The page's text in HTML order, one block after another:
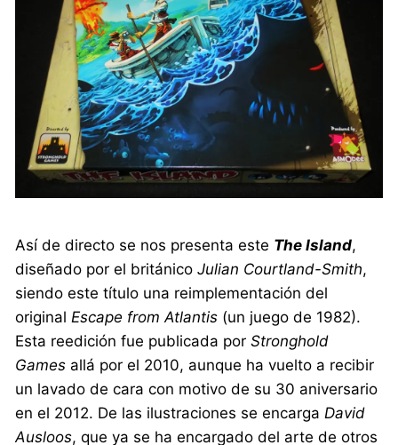
Así de directo se nos presenta este The Island,
diseñado por el británicoJulian Courtland-Smith,
siendo este título una reimplementación del
originalEscape from Atlantis (un juego de 1982).
Esta reedición fue publicada porStronghold
Games allá por el 2010, aunque ha vuelto a recibir
un lavado de cara con motivo de su 30 aniversario
en el 2012. De las ilustraciones se encargaDavid
Ausloos, que ya se ha encargado del arte de otros